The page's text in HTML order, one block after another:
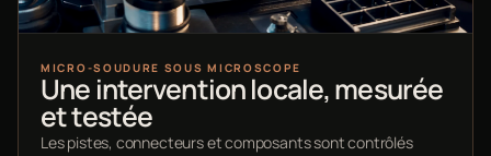
MICRO-SOUDURE SOUS MICROSCOPE
Une intervention locale, mesurée
et testée
Les pistes, connecteurs et composants sont contrôlés